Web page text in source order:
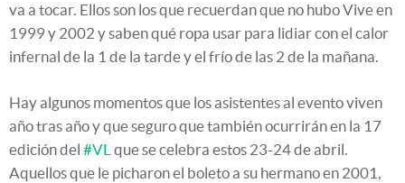
va a tocar. Ellos son los que recuerdan que no hubo Vive en
1999 y 2002 y saben qué ropa usar para lidiar con el calor
infernal de la 1 de la tarde y el frío de las 2 de la mañana.
Hay algunos momentos que los asistentes al evento viven
año tras año y que seguro que también ocurrirán en la 17
edición del #VL que se celebra estos 23-24 de abril.
Aquellos que le picharon el boleto a su hermano en 2001,